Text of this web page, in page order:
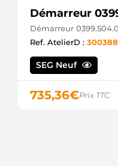
Démarreur
Démarreur
Ref. AtelierD :
SEG Neuf
735,36€Prix TTC